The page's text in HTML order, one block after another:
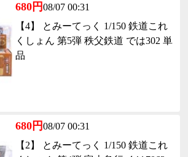
680円08/07 00:31
【4】 とみーてっく 1/150 鉄道これ
くしょん 第5弾 秩父鉄道 では302 単
品
680円08/07 00:31
【2】 とみーてっく 1/150 鉄道これ